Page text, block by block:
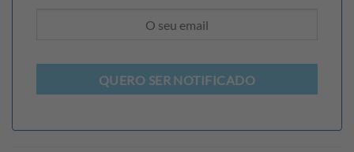
QUERO SER NOTIFICADO